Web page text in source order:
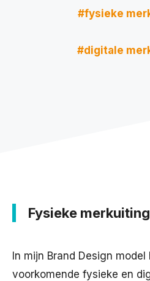
#fysieke
#digitale
Fysieke
In mijn Brand Design
voorkomende fysieke en